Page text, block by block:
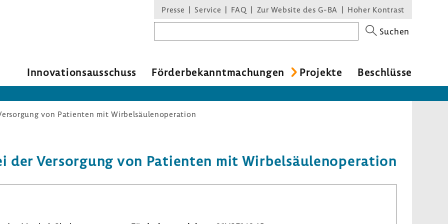
Presse Service FAQ Zur Website des G-BA Hoher Kontrast
Suchen
Inno­va­ti­ons­aus­schuss Förder­be­kannt­ma­chungen Projekte Beschlüsse
von Patienten mit Wirbelsäulenoperation
der Versor­gung von Pati­enten mit Wirbel­säu­len­ope­ra­tion